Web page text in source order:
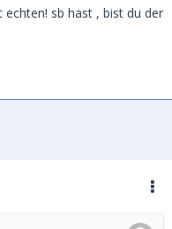
letzten 3-4 Monaten
können. Ob die
Post
Date kommt. Bei mir
das Mindset halt
mir alle SBs hinterher…
sb hast , bist du der